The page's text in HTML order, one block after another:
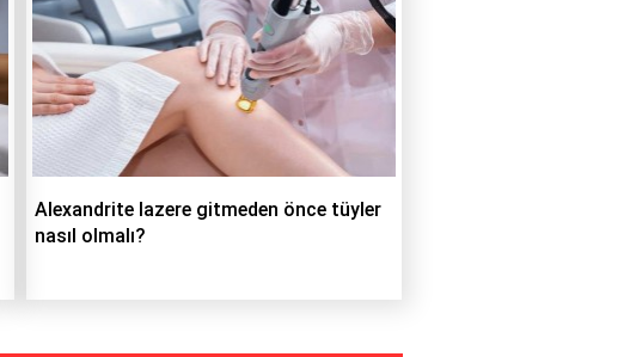
Alexandrite lazere gitmeden önce tüyler
nasıl olmalı?